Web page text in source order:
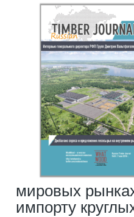
мировых
импорту